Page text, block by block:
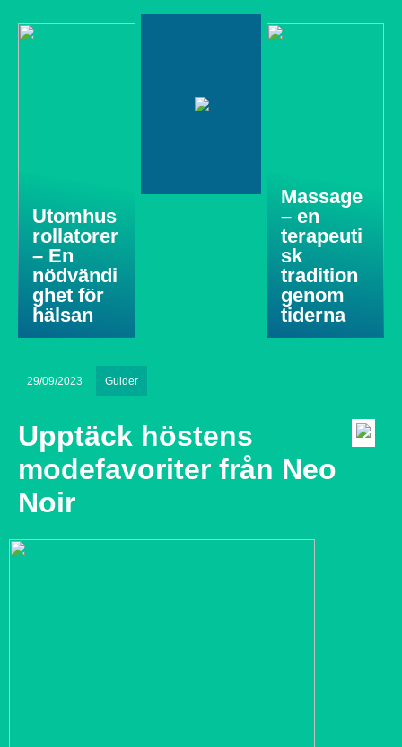
Utomhus
rollatorer
– En
nödvändi
ghet för
hälsan
Massage
– en
terapeuti
sk
tradition
genom
tiderna
29/09/2023 Guider
Upptäck höstens
modefavoriter från Neo
Noir